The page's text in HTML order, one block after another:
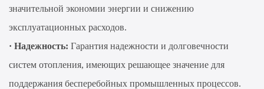
значительной экономии энергии и снижению
эксплуатационных расходов.
· Надежность: Гарантия надежности и долговечности
систем отопления, имеющих решающее значение для
поддержания бесперебойных промышленных процессов.